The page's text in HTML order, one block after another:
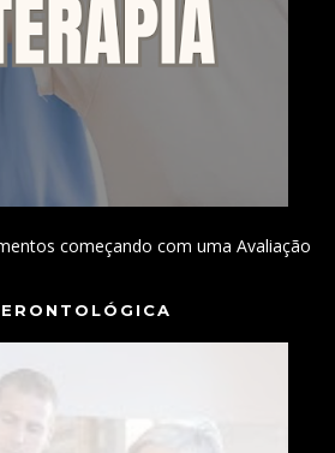
começando com uma Avaliação